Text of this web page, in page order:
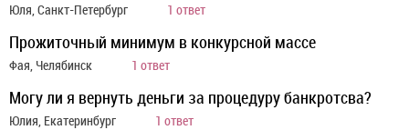
Юля, Санкт-Петербург 1 ответ
Прожиточный минимум в конкурсной массе
Фая, Челябинск 1 ответ
Могу ли я вернуть деньги за процедуру банкротсва?
Юлия, Екатеринбург 1 ответ